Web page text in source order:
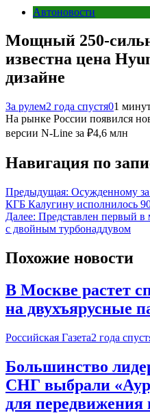
Автоновости
Мощный 250-
известна цена
дизайне
За рулем2 года спустя01
На рынке России появился
версии N-Line за ₽4,6 млн
Навигация по
Предыдущая: Осужденному за
КГБ Калугину исполнилось
Далее: Представлен первый в
с двойным турбонаддувом
Похожие новости
В Москве растет
на двухъярусные
Российская Газета2 года
Большинство
СНГ выбрали
для